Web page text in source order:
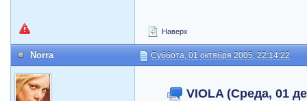
Наверх
Norra Суббота, 01 октября 2005, 22:14:22
VIOLA (Среда, 01